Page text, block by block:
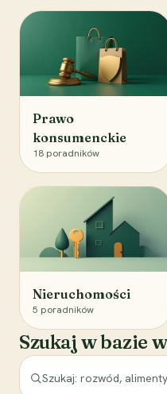
Prawo
konsumenckie
18 poradników
Nieruchomości
5 poradników
Szukaj w bazie